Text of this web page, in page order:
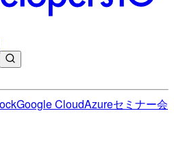
Google CloudAzureセミナー会